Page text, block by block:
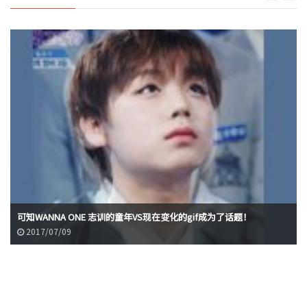
可知WANNA ONE 志训的童年VS现在变化的gif成为了话题！
2017/07/09